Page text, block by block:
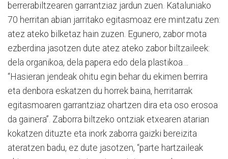
berrerabiltzearen garrantziaz jardun zuen. Kataluniako
70 herritan abian jarritako egitasmoaz ere mintzatu zen:
atez ateko bilketaz hain zuzen. Egunero, zabor mota
ezberdina jasotzen dute atez ateko zabor biltzaileek:
dela organikoa, dela papera edo dela plastikoa…
“Hasieran jendeak ohitu egin behar du ekimen berrira
eta denbora eskatzen du horrek baina, herritarrak
egitasmoaren garrantziaz ohartzen dira eta oso erosoa
da gainera”. Zaborra biltzeko ontziak etxearen atarian
kokatzen dituzte eta inork zaborra gaizki bereizita
ateratzen badu, ez dute jasotzen, “parte hartzaileak